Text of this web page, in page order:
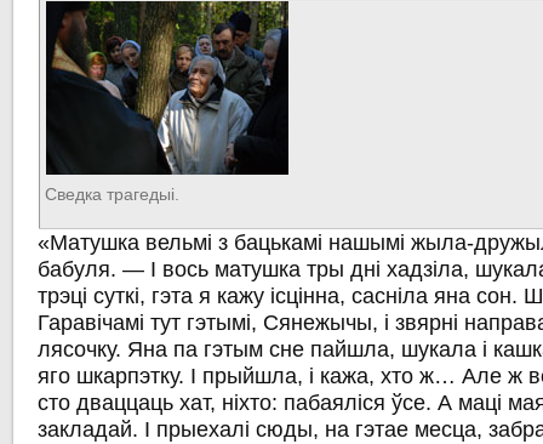
Сведка трагедыі.
«Матушка вельмі з бацькамі нашымі жыла-
бабуля. — І вось матушка тры дні хадзіла,
трэці суткі, гэта я кажу ісцінна, сасніла яна сон.
Гаравічамі тут гэтымі, Сянежычы, і звярні
лясочку. Яна па гэтым сне пайшла, шукала і
яго шкарпэтку. І прыйшла, і кажа, хто ж… Але ж
сто дваццаць хат, ніхто: пабаяліся ўсе. А маці
закладай. І прыехалі сюды, на гэтае месца,